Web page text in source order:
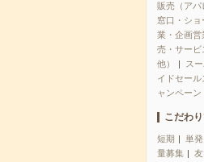
販売（アパ
窓口・シ
業・企画営
売・サービ
他）
ス
イドセール
ャンペーン
こだわ
短期 単発
量募集